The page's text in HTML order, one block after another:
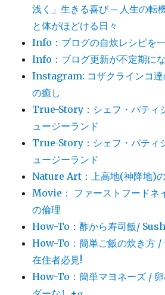
浅く」生きる喜び ─ 人生の転
と体がほどける日々
Info：ブログの自炊レシピを
Info：ブログ更新が不定期に
Instagram: コザクラインコ達
の癒し
True-Story：シェフ・パティ
ュージーランド
True-Story：シェフ・パティ
ュージーランド
Nature Art：上高地(神降地)
Movie： ファーストフードネ
の倫理
How-To：酢から寿司飯/
How-To：簡単ご飯の炊き方 /
在住者必見!
How-To：簡単マヨネーズ /